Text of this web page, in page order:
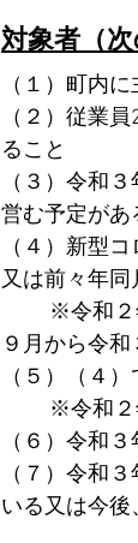
対象者（
（１）町内
（２）従業
ること
（３）令和
営む予定があ
（４）新型
又は前々年同
※令和２年
９月から令
（５）（４
※令和２年
（６）令和
（７）令和
いる又は今後